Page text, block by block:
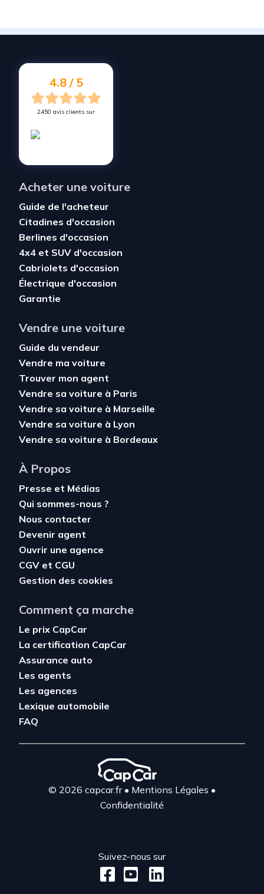
Vendez votre voiture à
4.8 / 5
2450 avis clients sur
Acheter une voiture
Guide de l'acheteur
Citadines d'occasion
Berlines d'occasion
4x4 et SUV d'occasion
Cabriolets d'occasion
Électrique d'occasion
Garantie
Vendre une voiture
Guide du vendeur
Vendre ma voiture
Trouver mon agent
Vendre sa voiture à Paris
Vendre sa voiture à Marseille
Vendre sa voiture à Lyon
Vendre sa voiture à Bordeaux
À Propos
Presse et Médias
Qui sommes-nous ?
Nous contacter
Devenir agent
Ouvrir une agence
CGV et CGU
Gestion des cookies
Comment ça marche
Le prix CapCar
La certification CapCar
Assurance auto
Les agents
Les agences
Lexique automobile
FAQ
© 2026 capcar.fr• Mentions Légales •
Confidentialité
Suivez-nous sur